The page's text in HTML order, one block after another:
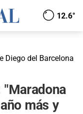
12.6°
Diego del Barcelona
más y